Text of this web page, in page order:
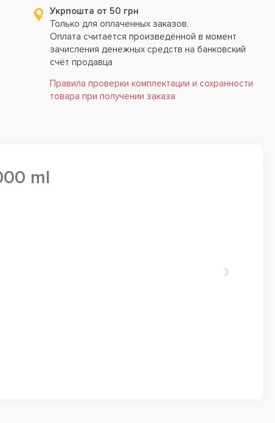
Укрпошта от 50 грн
Только для оплаченных заказов.
Оплата считается произведённой в момент
зачисления денежных средств на банковский
счёт продавца
Правила проверки комплектации и сохранности
товара при получении заказа
ml